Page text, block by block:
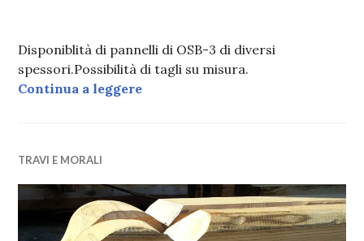
Disponiblità di pannelli di OSB-3 di diversi
spessori.Possibilità di tagli su misura.
Continua a leggerePANNELLI OSB
TRAVI E MORALI